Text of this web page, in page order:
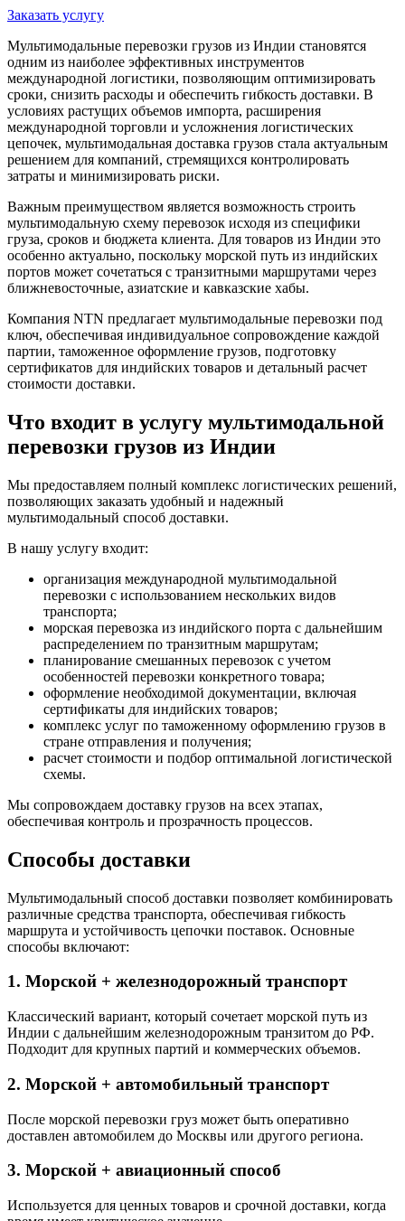
Заказать услугу
Мультимодальные перевозки грузов из Индии становятся
одним из наиболее эффективных инструментов
международной логистики, позволяющим оптимизировать
сроки, снизить расходы и обеспечить гибкость доставки. В
условиях растущих объемов импорта, расширения
международной торговли и усложнения логистических
цепочек, мультимодальная доставка грузов стала актуальным
решением для компаний, стремящихся контролировать
затраты и минимизировать риски.
Важным преимуществом является возможность строить
мультимодальную схему перевозок исходя из специфики
груза, сроков и бюджета клиента. Для товаров из Индии это
особенно актуально, поскольку морской путь из индийских
портов может сочетаться с транзитными маршрутами через
ближневосточные, азиатские и кавказские хабы.
Компания NTN предлагает мультимодальные перевозки под
ключ, обеспечивая индивидуальное сопровождение каждой
партии, таможенное оформление грузов, подготовку
сертификатов для индийских товаров и детальный расчет
стоимости доставки.
Что входит в услугу мультимодальной
перевозки грузов из Индии
Мы предоставляем полный комплекс логистических решений,
позволяющих заказать удобный и надежный
мультимодальный способ доставки.
В нашу услугу входит:
организация международной мультимодальной
перевозки с использованием нескольких видов
транспорта;
морская перевозка из индийского портa с дальнейшим
распределением по транзитным маршрутам;
планирование смешанных перевозок с учетом
особенностей перевозки конкретного товара;
оформление необходимой документации, включая
сертификаты для индийских товаров;
комплекс услуг по таможенному оформлению грузов в
стране отправления и получения;
расчет стоимости и подбор оптимальной логистической
схемы.
Мы сопровождаем доставку грузов на всех этапах,
обеспечивая контроль и прозрачность процессов.
Способы доставки
Мультимодальный способ доставки позволяет комбинировать
различные средства транспорта, обеспечивая гибкость
маршрута и устойчивость цепочки поставок. Основные
способы включают:
1. Морской + железнодорожный транспорт
Классический вариант, который сочетает морской путь из
Индии с дальнейшим железнодорожным транзитом до РФ.
Подходит для крупных партий и коммерческих объемов.
2. Морской + автомобильный транспорт
После морской перевозки груз может быть оперативно
доставлен автомобилем до Москвы или другого региона.
3. Морской + авиационный способ
Используется для ценных товаров и срочной доставки, когда